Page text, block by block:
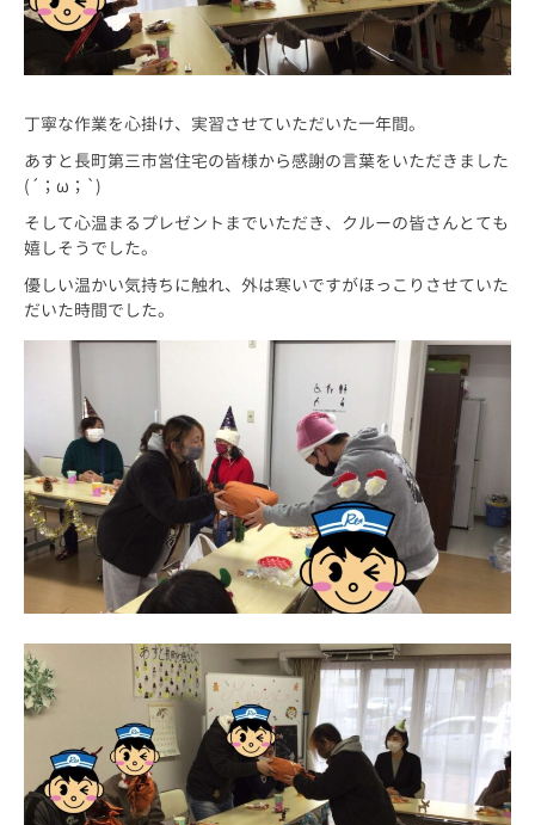
丁寧な作業を心掛け、実習させていただいた一年間。
あすと長町第三市営住宅の皆様から感謝の言葉をいただきました
(´；ω；`)
そして心温まるプレゼントまでいただき、クルーの皆さんとても
嬉しそうでした。
優しい温かい気持ちに触れ、外は寒いですがほっこりさせていた
だいた時間でした。